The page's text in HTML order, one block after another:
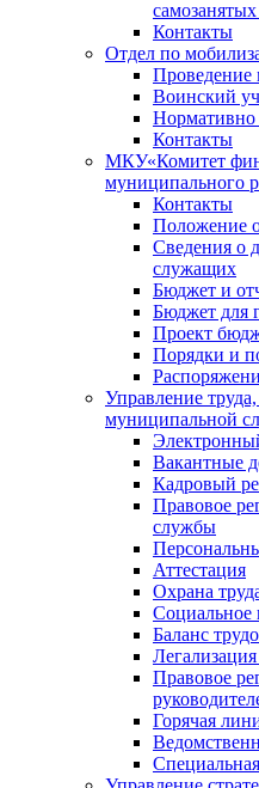
Контакты
Отдел по
Воинский
Нормативно
Контакты
МКУ«Комитет
муниципального
Контакты
Положение
Сведения о
служащих
Бюджет и
Бюджет для
Проект
Порядки и
Управление
муниципальной
Вакантные
Кадровый
Правовое
службы
Аттестация
Охрана
Социальное
Баланс
Правовое
Горячая